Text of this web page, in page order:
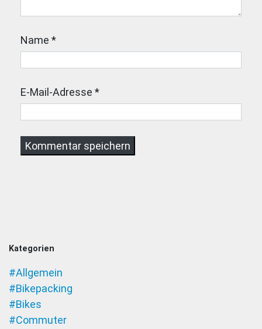
Name *
E-Mail-Adresse *
Kategorien
#Allgemein
#Bikepacking
#Bikes
#Commuter